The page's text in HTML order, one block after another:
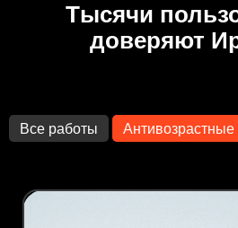
Тысячи
доверяют
Все работы Антивозрастные